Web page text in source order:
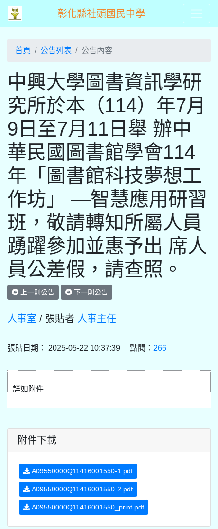
彰化縣社頭國民中學
首頁 公告列表 公告內容
中興大學圖書資訊學研
究所於本（114）年7月
9日至7月11日舉 辦中
華民國圖書館學會114
年「圖書館科技夢想工
作坊」 —智慧應用研習
班，敬請轉知所屬人員
踴躍參加並惠予出 席人
員公差假，請查照。
上一則公告 下一則公告
人事室 / 張貼者 人事主任
張貼日期： 2025-05-22 10:37:39 點閱： 266
詳如附件
附件下載
A09550000Q11416001550-1.pdf
A09550000Q11416001550-2.pdf
A09550000Q11416001550_print.pdf